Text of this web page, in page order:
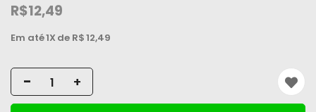
R$12,49
Em até1X de R$12,49
- +